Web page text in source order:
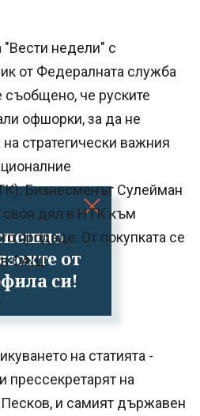
от
си!
недели" с
от Федералната служба
съобщено, че руските
офшорки, за да не
стратегически важния
Бизнесменът Сулейман
дял в НТК към
продаде. От покупката се
в САЩ.
на статията -
прессекретарят на
и самият държавен